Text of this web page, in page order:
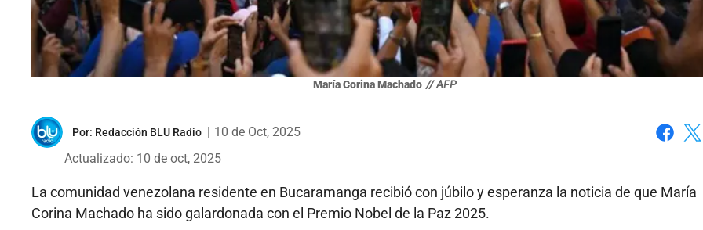
María Corina Machado // AFP
Por: Redacción BLU Radio
10 de Oct, 2025
Actualizado: 10 de oct, 2025
La comunidad venezolana residente en Bucaramanga recibió con júbilo y esperanza la noticia de que María
Corina Machado ha sido galardonada con el Premio Nobel de la Paz 2025.